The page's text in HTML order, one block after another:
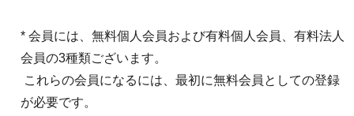
* 会員には、無料個人会員および有料個人会員、有料法人
会員の3種類ございます。
これらの会員になるには、最初に無料会員としての登録
が必要です。